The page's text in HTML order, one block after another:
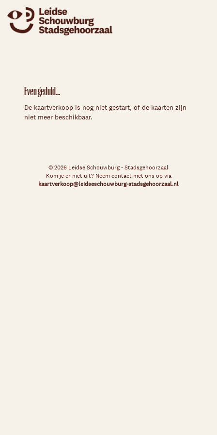
Even geduld...
De kaartverkoop is nog niet gestart, of de kaarten zijn
niet meer beschikbaar.
© 2026 Leidse Schouwburg - Stadsgehoorzaal
Kom je er niet uit? Neem contact met ons op via
kaartverkoop@leidseschouwburg-stadsgehoorzaal.nl